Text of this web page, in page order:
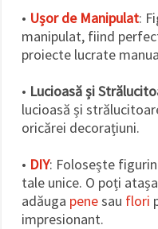
• Ușor de Manipulat:
manipulat, fiind
proiecte lucrate
• Lucioasă și
lucioasă și
oricărei decorațiuni.
• DIY: Folosește
tale unice. O poți
adăuga penesau flori
impresionant.